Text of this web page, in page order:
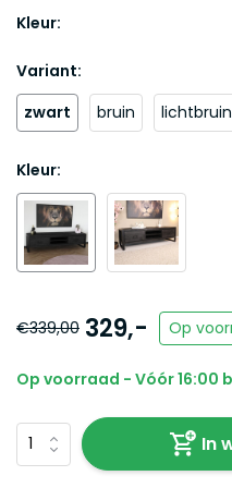
Kleur:
Variant:
zwart
bruin lichtbruin
Kleur:
€339,00 329,- Op
Op voorraad - Vóór 16:00
In